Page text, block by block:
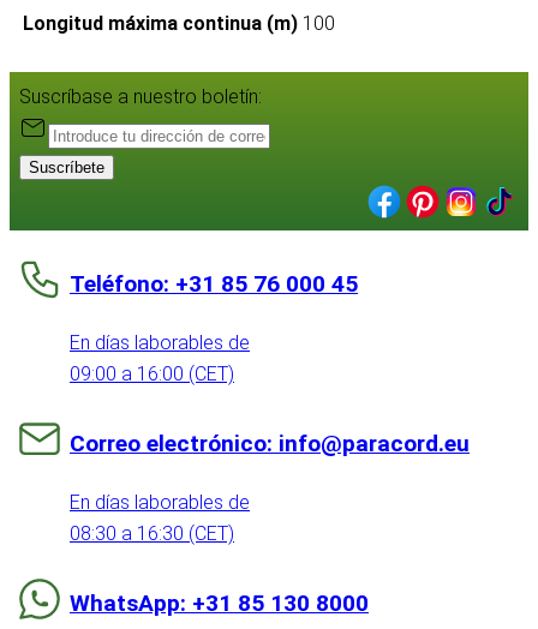
Longitud máxima continua (m) 100
Suscríbase a nuestro boletín:
Suscríbete
Teléfono: +31 85 76 000 45
En días laborables de
09:00 a 16:00 (CET)
Correo electrónico: info@paracord.eu
En días laborables de
08:30 a 16:30 (CET)
WhatsApp: +31 85 130 8000